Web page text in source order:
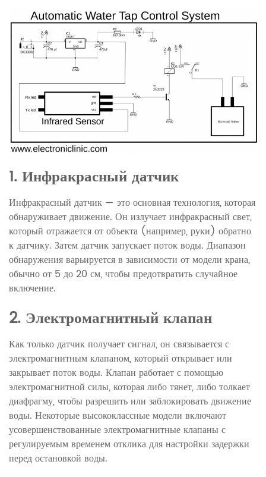
1. Инфракрасный датчик
Инфракрасный датчик — это основная технология, которая
обнаруживает движение. Он излучает инфракрасный свет,
который отражается от объекта (например, руки) обратно
к датчику. Затем датчик запускает поток воды. Диапазон
обнаружения варьируется в зависимости от модели крана,
обычно от 5 до 20 см, чтобы предотвратить случайное
включение.
2. Электромагнитный клапан
Как только датчик получает сигнал, он связывается с
электромагнитным клапаном, который открывает или
закрывает поток воды. Клапан работает с помощью
электромагнитной силы, которая либо тянет, либо толкает
диафрагму, чтобы разрешить или заблокировать движение
воды. Некоторые высококлассные модели включают
усовершенствованные электромагнитные клапаны с
регулируемым временем отклика для настройки задержки
перед остановкой воды.